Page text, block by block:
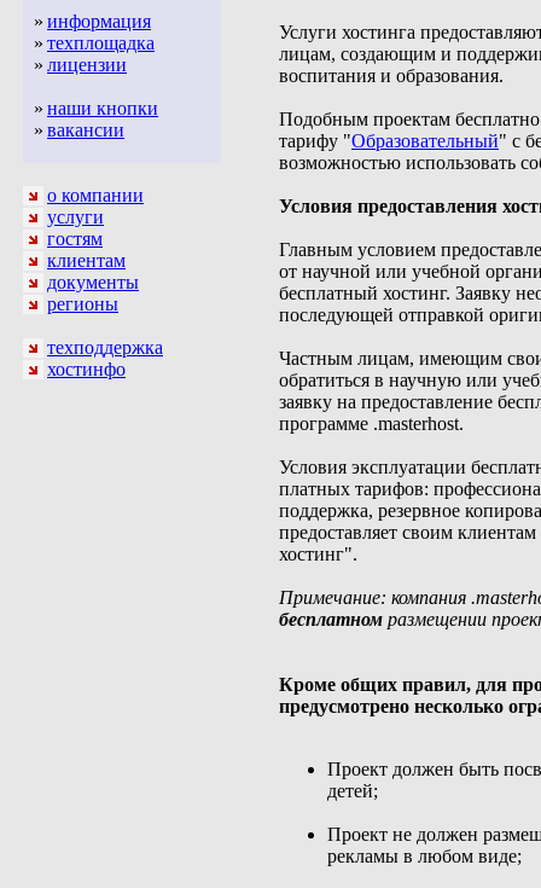
» информация
» техплощадка
» лицензии
» наши кнопки
» вакансии
о компании
услуги
гостям
клиентам
документы
регионы
техподдержка
хостинфо
Услуги хостинга
лицам, создающим и
воспитания и образования.
Подобным проектам бесплатно
тарифу "Образовательный" с
возможностью использовать
Условия предоставления
Главным условием
от научной или учебной
бесплатный хостинг. Заявку
последующей отправкой
Частным лицам, имеющим свои
обратиться в научную или
заявку на предоставление
программе .masterhost.
Условия эксплуатации
платных тарифов:
поддержка, резервное
предоставляет своим
хостинг".
Примечание: компания
бесплатном размещении
Кроме общих правил, для
предусмотрено несколько
Проект должен быть
детей;
Проект не должен
рекламы в любом виде;